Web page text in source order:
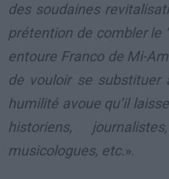
des soudaines
prétention de combler le
entoure Franco de Mi-
de vouloir se substituer
humilité avoue qu’il
historiens,
musicologues, etc.».